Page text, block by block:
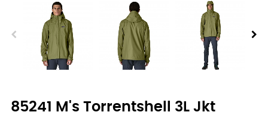
85241 M's Torrentshell 3L Jkt